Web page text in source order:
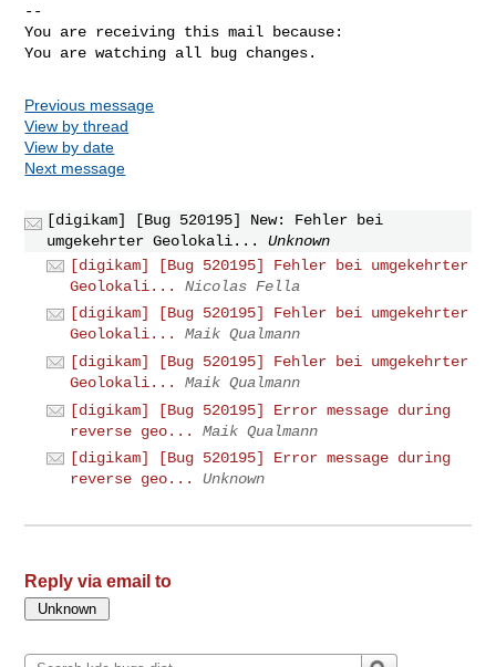
--
You are receiving this mail because:
You are watching all bug changes.
Previous message
View by thread
View by date
Next message
[digikam] [Bug 520195] New: Fehler bei
umgekehrter Geolokali...
Unknown
[digikam] [Bug 520195] Fehler bei umgekehrter
Geolokali...
Nicolas Fella
[digikam] [Bug 520195] Fehler bei umgekehrter
Geolokali...
Maik Qualmann
[digikam] [Bug 520195] Fehler bei umgekehrter
Geolokali...
Maik Qualmann
[digikam] [Bug 520195] Error message during
reverse geo...
Maik Qualmann
[digikam] [Bug 520195] Error message during
reverse geo...
Unknown
Reply via email to